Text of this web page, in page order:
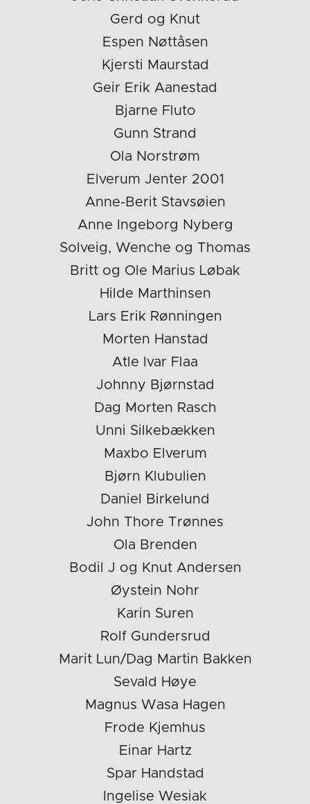
Gerd og Knut
Espen Nøttåsen
Kjersti Maurstad
Geir Erik Aanestad
Bjarne Fluto
Gunn Strand
Ola Norstrøm
Elverum Jenter 2001
Anne-Berit Stavsøien
Anne Ingeborg Nyberg
Solveig, Wenche og Thomas
Britt og Ole Marius Løbak
Hilde Marthinsen
Lars Erik Rønningen
Morten Hanstad
Atle Ivar Flaa
Johnny Bjørnstad
Dag Morten Rasch
Unni Silkebækken
Maxbo Elverum
Bjørn Klubulien
Daniel Birkelund
John Thore Trønnes
Ola Brenden
Bodil J og Knut Andersen
Øystein Nohr
Karin Suren
Rolf Gundersrud
Marit Lun/Dag Martin Bakken
Sevald Høye
Magnus Wasa Hagen
Frode Kjemhus
Einar Hartz
Spar Handstad
Ingelise Wesiak